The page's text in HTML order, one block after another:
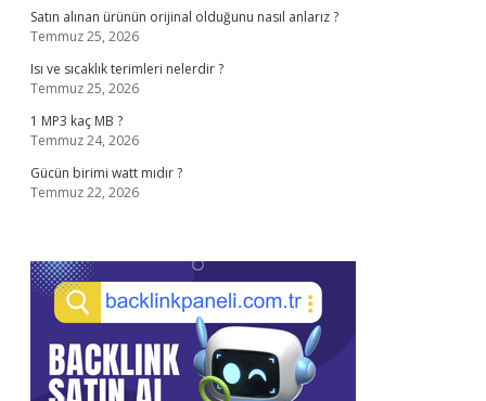
Satın alınan ürünün orijinal olduğunu nasıl anlarız ?
Temmuz 25, 2026
Isı ve sıcaklık terimleri nelerdir ?
Temmuz 25, 2026
1 MP3 kaç MB ?
Temmuz 24, 2026
Gücün birimi watt mıdır ?
Temmuz 22, 2026